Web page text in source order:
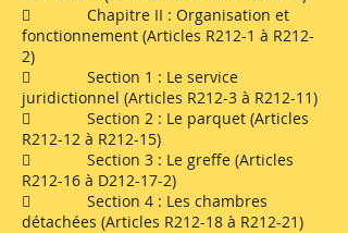
 Chapitre II : Organisation et
fonctionnement (Articles R212-1 à R212-
2)
 Section 1 : Le service
juridictionnel (Articles R212-3 à R212-11)
 Section 2 : Le parquet (Articles
R212-12 à R212-15)
 Section 3 : Le greffe (Articles
R212-16 à D212-17-2)
 Section 4 : Les chambres
détachées (Articles R212-18 à R212-21)